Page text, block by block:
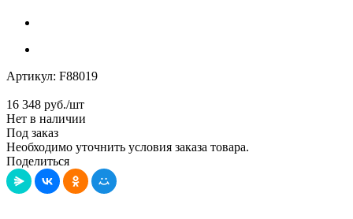
Артикул: F88019
16 348 руб./шт
Нет в наличии
Под заказ
Необходимо уточнить условия заказа товара.
Поделиться